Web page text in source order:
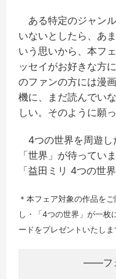
ある特定のジャン
いないとしたら、あ
いう思いから、本フ
ッセイがお好きな方
のファンの方には漫
機に、まだ読んでい
しい。そのように願
4つの世界を周遊し
「世界」が待っていま
「益田ミリ 4つの世
＊本フェア対象の作品を
し・「4つの世界」が一枚
ードをプレゼントいたしま
――フ